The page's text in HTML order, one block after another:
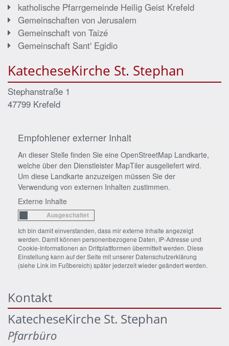
katholische Pfarrgemeinde Heilig Geist Krefeld
Gemeinschaften von Jerusalem
Gemeinschaft von Taizé
Gemeinschaft Sant' Egidio
KatecheseKirche St. Stephan
Stephanstraße 1
47799 Krefeld
Empfohlener externer Inhalt
An dieser Stelle finden Sie eine OpenStreetMap Landkarte,
welche über den Dienstleister MapTiler ausgeliefert wird.
Um diese Landkarte anzuzeigen müssen Sie der
Verwendung von externen Inhalten zustimmen.
Externe Inhalte
Ich bin damit einverstanden, dass mir externe Inhalte angezeigt
werden. Damit können personenbezogene Daten, IP-Adresse und
Cookie-Informationen an Drittplattformen übermittelt werden. Diese
Einstellung kann auf der Seite mit unserer Datenschutzerklärung
(siehe Link im Fußbereich) später jederzeit wieder geändert werden.
Kontakt
KatecheseKirche St. Stephan
Pfarrbüro